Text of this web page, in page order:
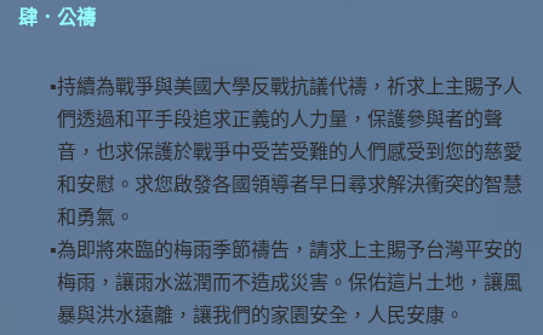
肆．公禱
持續為戰爭與美國大學反戰抗議代禱，祈求上主賜予人
們透過和平手段追求正義的人力量，保護參與者的聲
音，也求保護於戰爭中受苦受難的人們感受到您的慈愛
和安慰。求您啟發各國領導者早日尋求解決衝突的智慧
和勇氣。
為即將來臨的梅雨季節禱告，請求上主賜予台灣平安的
梅雨，讓雨水滋潤而不造成災害。保佑這片土地，讓風
暴與洪水遠離，讓我們的家園安全，人民安康。